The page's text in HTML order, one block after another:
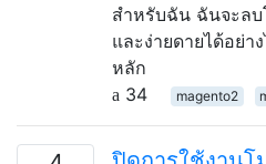
สำหรับฉัน ฉันจะล
และง่ายดายได้อย่
หลัก
34
magento2